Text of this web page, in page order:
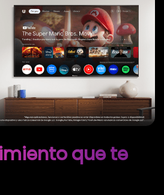
que te